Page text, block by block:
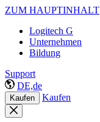
ZUM HAUPTINHALT
Logitech G
Unternehmen
Bildung
Support
DE,de
Kaufen Kaufen